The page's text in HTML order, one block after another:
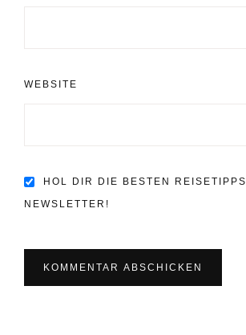
WEBSITE
HOL DIR DIE BESTEN
NEWSLETTER!